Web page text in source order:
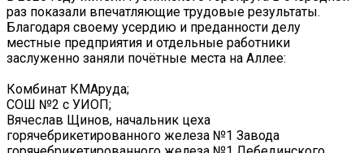
раз показали впечатляющие трудовые результаты.
Благодаря своему усердию и преданности делу
местные предприятия и отдельные работники
заслуженно заняли почётные места на Аллее:
Комбинат КМАруда;
СОШ №2 с УИОП;
Вячеслав Щинов, начальник цеха
горячебрикетированного железа №1 Завода